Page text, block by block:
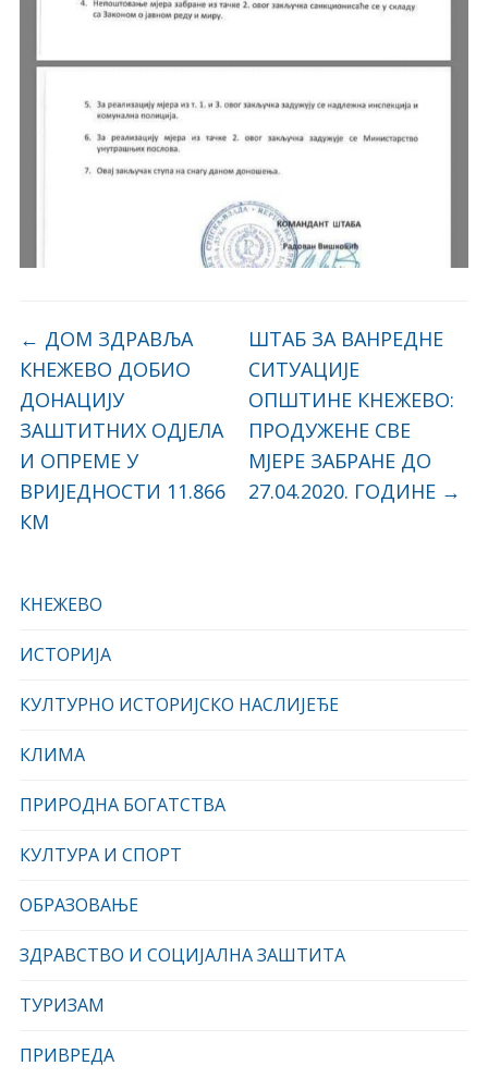
КНЕЖЕВО
ИСТОРИЈА
КУЛТУРНО ИСТОРИЈСКО НАСЛИЈЕЂЕ
КЛИМА
ПРИРОДНА БОГАТСТВА
КУЛТУРА И СПОРТ
ОБРАЗОВАЊЕ
ЗДРАВСТВО И СОЦИЈАЛНА ЗАШТИТА
ТУРИЗАМ
ПРИВРЕДА
← ДОМ ЗДРАВЉА
КНЕЖЕВО ДОБИО
ДОНАЦИЈУ
ЗАШТИТНИХ ОДЈЕЛА
И ОПРЕМЕ У
ВРИЈЕДНОСТИ 11.866
КМ
ШТАБ ЗА ВАНРЕДНЕ
СИТУАЦИЈЕ
ОПШТИНЕ КНЕЖЕВО:
ПРОДУЖEНЕ СВЕ
МЈЕРЕ ЗАБРАНЕ ДО
27.04.2020. ГОДИНЕ →